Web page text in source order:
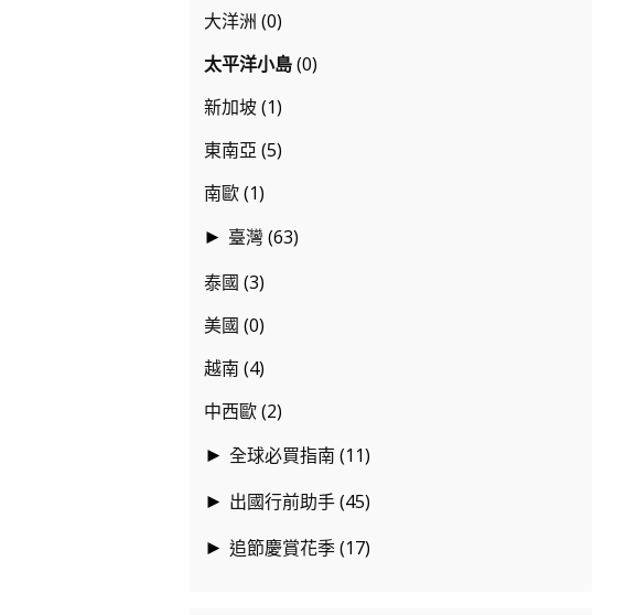
大洋洲 (0)
太平洋小島(0)
新加坡(1)
東南亞 (5)
南歐(1)
► 臺灣 (63)
泰國 (3)
美國 (0)
越南 (4)
中西歐(2)
► 全球必買指南 (11)
► 出國行前助手(45)
► 追節慶賞花季(17)